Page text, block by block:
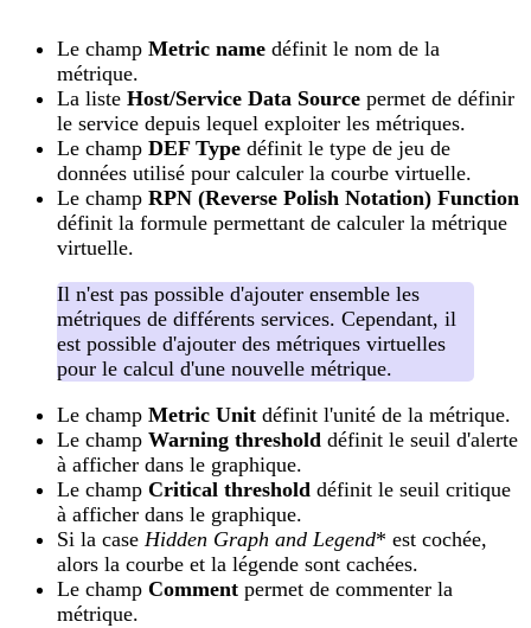
Le champ Metric name définit le nom de la
métrique.
La liste Host/Service Data Source permet de définir
le service depuis lequel exploiter les métriques.
Le champ DEF Type définit le type de jeu de
données utilisé pour calculer la courbe virtuelle.
Le champ RPN (Reverse Polish Notation) Function
définit la formule permettant de calculer la métrique
virtuelle.
Il n'est pas possible d'ajouter ensemble les
métriques de différents services. Cependant, il
est possible d'ajouter des métriques virtuelles
pour le calcul d'une nouvelle métrique.
Le champ Metric Unit définit l'unité de la métrique.
Le champ Warning threshold définit le seuil d'alerte
à afficher dans le graphique.
Le champ Critical threshold définit le seuil critique
à afficher dans le graphique.
Si la case Hidden Graph and Legend* est cochée,
alors la courbe et la légende sont cachées.
Le champ Comment permet de commenter la
métrique.